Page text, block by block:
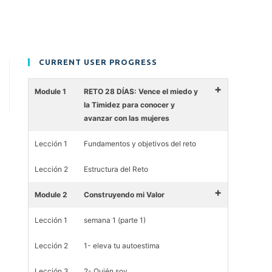
CURRENT USER PROGRESS
Module 1
RETO 28 DÍAS: Vence el miedo y
la Timidez para conocer y
avanzar con las mujeres
+
Lección 1 Fundamentos y objetivos del reto
Lección 2 Estructura del Reto
Module 2 Construyendo mi Valor +
Lección 1 semana 1 (parte 1)
Lección 2 1- eleva tu autoestima